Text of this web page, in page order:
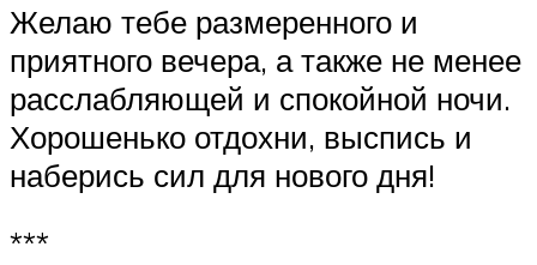
Желаю тебе размеренного и
приятного вечера, а также не менее
расслабляющей и спокойной ночи.
Хорошенько отдохни, выспись и
наберись сил для нового дня!
***